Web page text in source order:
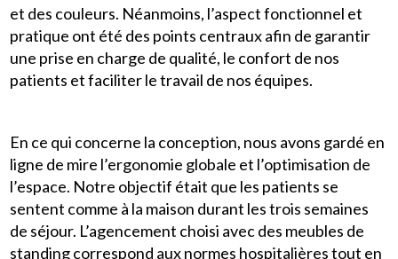
et des couleurs. Néanmoins, l’aspect fonctionnel et
pratique ont été des points centraux afin de garantir
une prise en charge de qualité, le confort de nos
patients et faciliter le travail de nos équipes.
En ce qui concerne la conception, nous avons gardé en
ligne de mire l’ergonomie globale et l’optimisation de
l’espace. Notre objectif était que les patients se
sentent comme à la maison durant les trois semaines
de séjour. L’agencement choisi avec des meubles de
standing correspond aux normes hospitalières tout en